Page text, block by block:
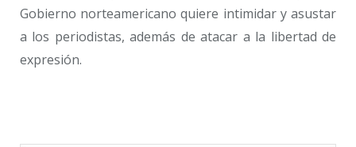
Gobierno norteamericano quiere intimidar y asustar
a los periodistas, además de atacar a la libertad de
expresión.